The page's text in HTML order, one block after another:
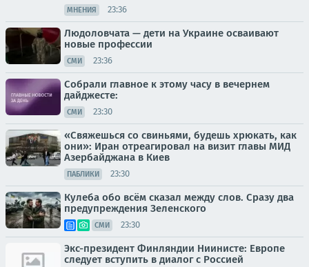
МНЕНИЯ 23:36
Людоловчата — дети на Украине осваивают
новые профессии
СМИ 23:36
Собрали главное к этому часу в вечернем
дайджесте:
СМИ 23:30
«Свяжешься со свиньями, будешь хрюкать, как
они»: Иран отреагировал на визит главы МИД
Азербайджана в Киев
ПАБЛИКИ 23:30
Кулеба обо всём сказал между слов. Сразу два
предупреждения Зеленского
СМИ 23:30
Экс-президент Финляндии Ниинисте: Европе
следует вступить в диалог с Россией